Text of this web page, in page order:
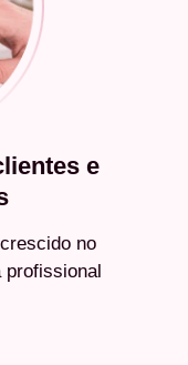
e
no
profissional